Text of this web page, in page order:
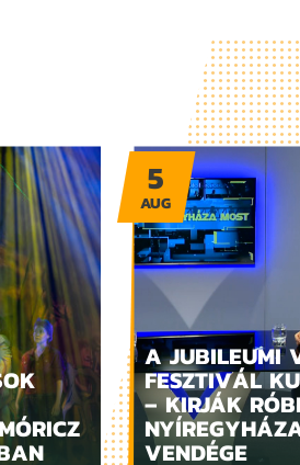
A JUBILEUMI
FESZTIVÁL
– KIRJÁK
VENDÉGE
5
AUG